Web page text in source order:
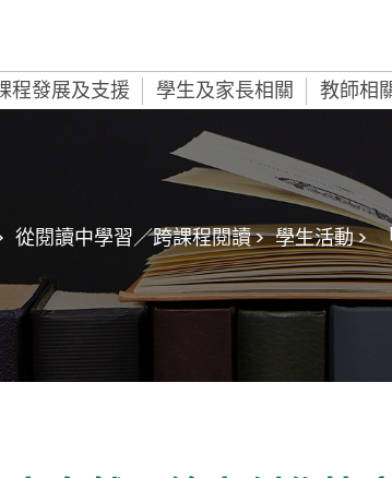
程發展及支援 學生及家長相關 教師相
從閱讀中學習／跨課程閱讀 > 學生活動 >